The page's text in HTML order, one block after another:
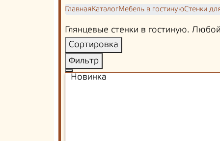
ГлавнаяКаталогМебель в гостинуюСтенки
Глянцевые стенки в гостиную.
Сортировка
Фильтр
Новинка